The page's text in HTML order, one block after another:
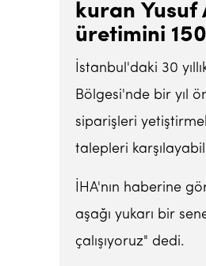
kuran Yusuf
üretimini
İstanbul'daki 30
Bölgesi'nde bir yıl
siparişleri
talepleri
İHA'nın haberine
aşağı yukarı bir
çalışıyoruz" dedi.